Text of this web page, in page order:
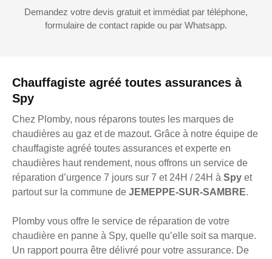
Chauffagiste agréé toutes assurances à
Spy
Chez Plomby, nous réparons toutes les marques de
chaudières au gaz et de mazout. Grâce à notre équipe de
chauffagiste agréé toutes assurances et experte en
chaudières haut rendement, nous offrons un service de
réparation d’urgence 7 jours sur 7 et 24H / 24H à Spy et
partout sur la commune de JEMEPPE-SUR-SAMBRE.
Plomby vous offre le service de réparation de votre
chaudière en panne à Spy, quelle qu’elle soit sa marque.
Un rapport pourra être délivré pour votre assurance. De
Demandez votre devis gratuit et immédiat par téléphone,
formulaire de contact rapide ou par Whatsapp.